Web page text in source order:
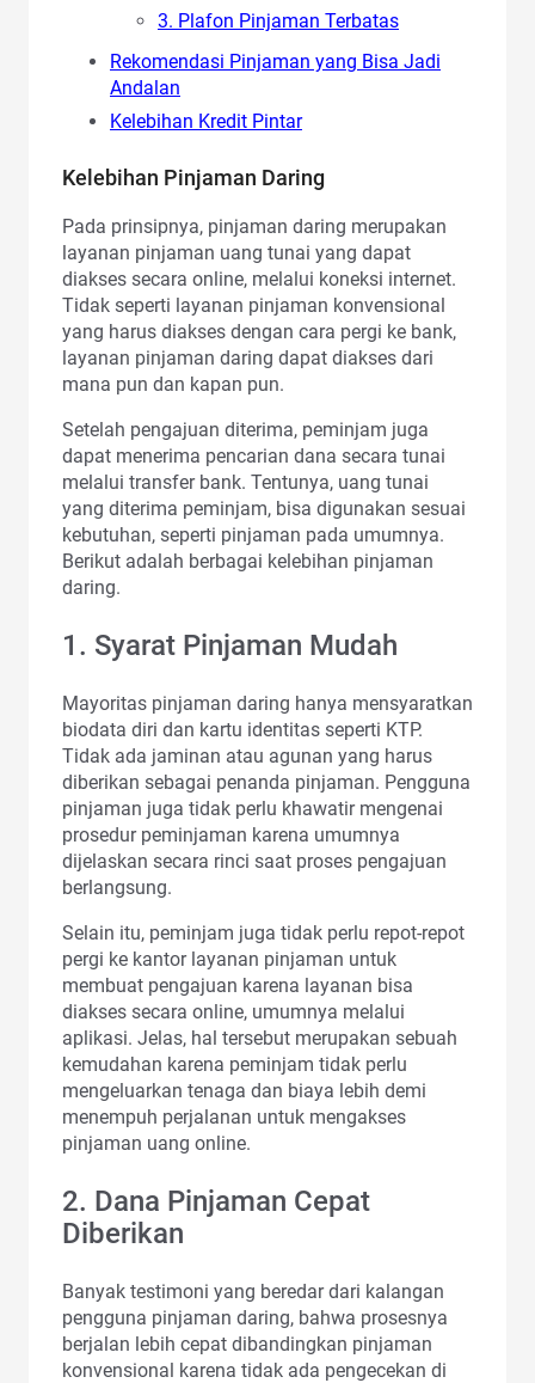
3. Plafon Pinjaman Terbatas
Rekomendasi Pinjaman yang Bisa Jadi
Andalan
Kelebihan Kredit Pintar
Kelebihan Pinjaman Daring
Pada prinsipnya, pinjaman daring merupakan
layanan pinjaman uang tunai yang dapat
diakses secara online, melalui koneksi internet.
Tidak seperti layanan pinjaman konvensional
yang harus diakses dengan cara pergi ke bank,
layanan pinjaman daring dapat diakses dari
mana pun dan kapan pun.
Setelah pengajuan diterima, peminjam juga
dapat menerima pencarian dana secara tunai
melalui transfer bank. Tentunya, uang tunai
yang diterima peminjam, bisa digunakan sesuai
kebutuhan, seperti pinjaman pada umumnya.
Berikut adalah berbagai kelebihan pinjaman
daring.
1. Syarat Pinjaman Mudah
Mayoritas pinjaman daring hanya mensyaratkan
biodata diri dan kartu identitas seperti KTP.
Tidak ada jaminan atau agunan yang harus
diberikan sebagai penanda pinjaman. Pengguna
pinjaman juga tidak perlu khawatir mengenai
prosedur peminjaman karena umumnya
dijelaskan secara rinci saat proses pengajuan
berlangsung.
Selain itu, peminjam juga tidak perlu repot-repot
pergi ke kantor layanan pinjaman untuk
membuat pengajuan karena layanan bisa
diakses secara online, umumnya melalui
aplikasi. Jelas, hal tersebut merupakan sebuah
kemudahan karena peminjam tidak perlu
mengeluarkan tenaga dan biaya lebih demi
menempuh perjalanan untuk mengakses
pinjaman uang online.
2. Dana Pinjaman Cepat
Diberikan
Banyak testimoni yang beredar dari kalangan
pengguna pinjaman daring, bahwa prosesnya
berjalan lebih cepat dibandingkan pinjaman
konvensional karena tidak ada pengecekan di